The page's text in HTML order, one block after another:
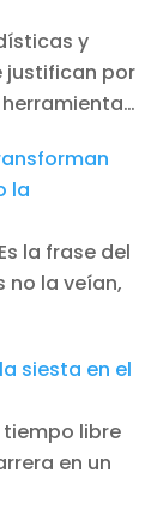
y
justifican por
la
la frase del
no la veían,
siesta en el
tiempo libre
en un